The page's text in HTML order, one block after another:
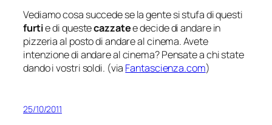
Vediamo cosa succede se la gente si stufa di questi
furtie di questecazzatee decide di andare in
pizzeria al posto di andare al cinema. Avete
intenzione di andare al cinema? Pensate a chi state
dando i vostri soldi. (via Fantascienza.com)
25/10/2011